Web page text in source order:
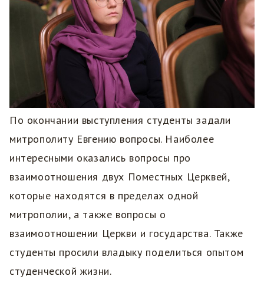
По окончании выступления студенты задали
митрополиту Евгению вопросы. Наиболее
интересными оказались вопросы про
взаимоотношения двух Поместных Церквей,
которые находятся в пределах одной
митрополии, а также вопросы о
взаимоотношении Церкви и государства. Также
студенты просили владыку поделиться опытом
студенческой жизни.